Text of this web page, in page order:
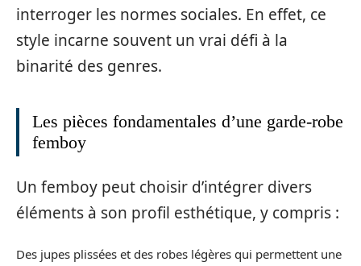
interroger les normes sociales. En effet, ce
style incarne souvent un vrai défi à la
binarité des genres.
Les pièces fondamentales d’une garde-robe
femboy
Un femboy peut choisir d’intégrer divers
éléments à son profil esthétique, y compris :
Des jupes plissées et des robes légères qui permettent une